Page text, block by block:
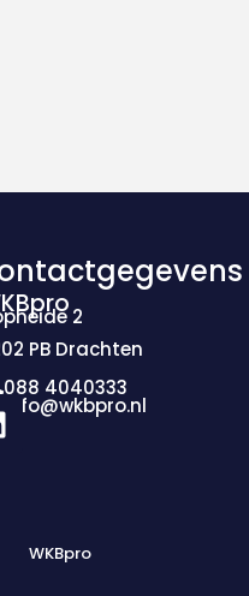
2
PB Drachten
088 4040333
info@wkbpro.nl
WKBpro